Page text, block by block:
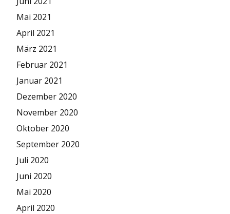
Mai 2021
April 2021
März 2021
Februar 2021
Januar 2021
Dezember 2020
November 2020
Oktober 2020
September 2020
Juli 2020
Juni 2020
Mai 2020
April 2020